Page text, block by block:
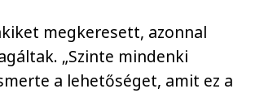
megkeresett, azonnal
„Szinte mindenki
a lehetőséget, amit ez a